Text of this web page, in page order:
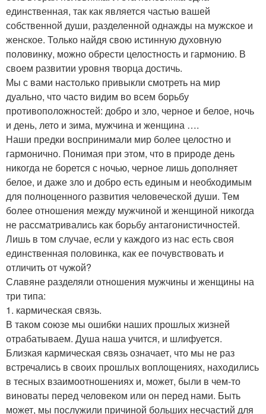
единственная, так как является частью вашей
собственной души, разделенной однажды на мужское и
женское. Только найдя свою истинную духовную
половинку, можно обрести целостность и гармонию. В
своем развитии уровня творца достичь.
Мы с вами настолько привыкли смотреть на мир
дуально, что часто видим во всем борьбу
противоположностей: добро и зло, черное и белое, ночь
и день, лето и зима, мужчина и женщина ….
Наши предки воспринимали мир более целостно и
гармонично. Понимая при этом, что в природе день
никогда не борется с ночью, черное лишь дополняет
белое, и даже зло и добро есть единым и необходимым
для полноценного развития человеческой души. Тем
более отношения между мужчиной и женщиной никогда
не рассматривались как борьбу антагонистичностей.
Лишь в том случае, если у каждого из нас есть своя
единственная половинка, как ее почувствовать и
отличить от чужой?
Славяне разделяли отношения мужчины и женщины на
три типа:
1. кармическая связь.
В таком союзе мы ошибки наших прошлых жизней
отрабатываем. Душа наша учится, и шлифуется.
Близкая кармическая связь означает, что мы не раз
встречались в своих прошлых воплощениях, находились
в тесных взаимоотношениях и, может, были в чем-то
виноваты перед человеком или он перед нами. Быть
может, мы послужили причиной больших несчастий для